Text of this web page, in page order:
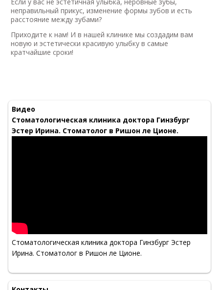
неправильный прикус, изменение формы зубов и есть
расстояние между зубами?
Приходите к нам! И в нашей клинике мы создадим вам
новую и эстетически красивую улыбку в самые
кратчайшие сроки!
Видео
Стоматологическая клиника доктора Гинзбург
Эстер Ирина. Стоматолог в Ришон ле Ционе.
Стоматологическая клиника доктора Гинзбург Эстер
Ирина. Стоматолог в Ришон ле Ционе.